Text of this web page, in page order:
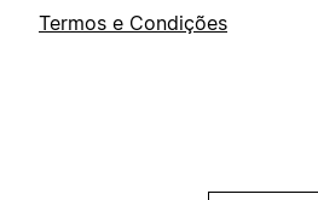
Termos e Condições